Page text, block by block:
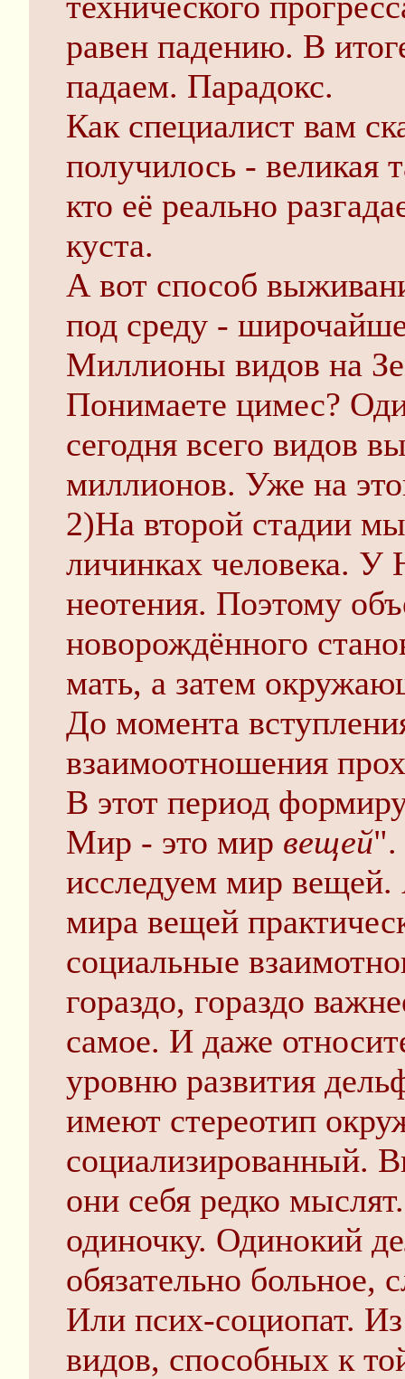
равен падению. В
падаем. Парадокс.
Как специалист вам
получилось - великая
кто её реально
куста.
А вот способ
под среду -
Миллионы видов на
Понимаете цимес?
сегодня всего видов
миллионов. Уже на
2)На второй стадии
личинках человека. У
неотения. Поэтому
новорождённого
мать, а затем
До момента
взаимоотношения
В этот период
Мир - это мир вещей".
исследуем мир
мира вещей
социальные
гораздо, гораздо
самое. И даже
уровню развития
имеют стереотип
социализированный.
они себя редко
одиночку. Одинокий
обязательно больное,
Или псих-социопат.
видов, способных к